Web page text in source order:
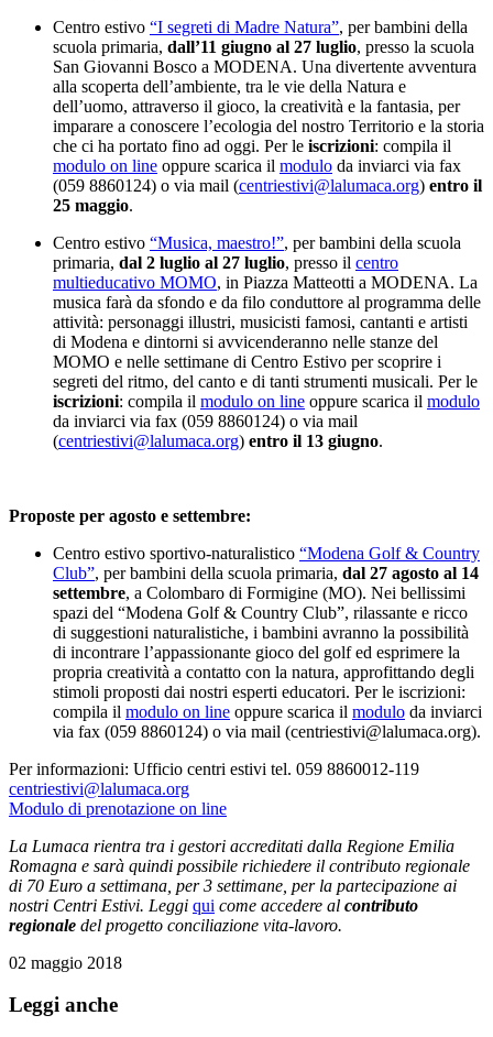
Centro estivo “I segreti di Madre Natura”, per bambini della
scuola primaria, dall’11 giugno al 27 luglio, presso la scuola
San Giovanni Bosco a MODENA. Una divertente avventura
alla scoperta dell’ambiente, tra le vie della Natura e
dell’uomo, attraverso il gioco, la creatività e la fantasia, per
imparare a conoscere l’ecologia del nostro Territorio e la storia
che ci ha portato fino ad oggi. Per le iscrizioni: compila il
modulo on line oppure scarica il modulo da inviarci via fax
(059 8860124) o via mail (centriestivi@lalumaca.org) entro il
25 maggio.
Centro estivo “Musica, maestro!”, per bambini della scuola
primaria, dal 2 luglio al 27 luglio, presso il centro
multieducativo MOMO, in Piazza Matteotti a MODENA. La
musica farà da sfondo e da filo conduttore al programma delle
attività: personaggi illustri, musicisti famosi, cantanti e artisti
di Modena e dintorni si avvicenderanno nelle stanze del
MOMO e nelle settimane di Centro Estivo per scoprire i
segreti del ritmo, del canto e di tanti strumenti musicali. Per le
iscrizioni: compila il modulo on line oppure scarica il modulo
da inviarci via fax (059 8860124) o via mail
(centriestivi@lalumaca.org) entro il 13 giugno.
Proposte per agosto e settembre:
Centro estivo sportivo-naturalistico “Modena Golf & Country
Club”, per bambini della scuola primaria, dal 27 agosto al 14
settembre, a Colombaro di Formigine (MO). Nei bellissimi
spazi del “Modena Golf & Country Club”, rilassante e ricco
di suggestioni naturalistiche, i bambini avranno la possibilità
di incontrare l’appassionante gioco del golf ed esprimere la
propria creatività a contatto con la natura, approfittando degli
stimoli proposti dai nostri esperti educatori. Per le iscrizioni:
compila il modulo on line oppure scarica il modulo da inviarci
via fax (059 8860124) o via mail (centriestivi@lalumaca.org).
Per informazioni: Ufficio centri estivi tel. 059 8860012-119
centriestivi@lalumaca.org
Modulo di prenotazione on line
La Lumaca rientra tra i gestori accreditati dalla Regione Emilia
Romagna e sarà quindi possibile richiedere il contributo regionale
di 70 Euro a settimana, per 3 settimane, per la partecipazione ai
nostri Centri Estivi. Leggi qui come accedere al contributo
regionale del progetto conciliazione vita-lavoro.
02 maggio 2018
Leggi anche